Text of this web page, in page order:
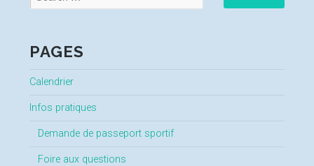
PAGES
Calendrier
Infos pratiques
Demande de passeport sportif
Foire aux questions